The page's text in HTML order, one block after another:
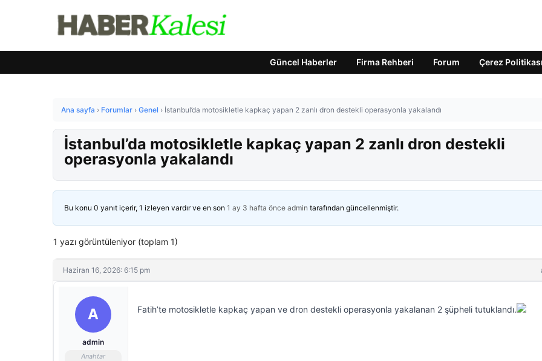
Güncel Haberler Firma Rehberi Forum Çerez Politikası
Ana sayfa › Forumlar › Genel › İstanbul’da motosikletle kapkaç yapan 2 zanlı dron destekli operasyonla yakalandı
İstanbul’da motosikletle kapkaç yapan 2 zanlı dron destekli
operasyonla yakalandı
Bu konu 0 yanıt içerir, 1 izleyen vardır ve en son 1 ay 3 hafta önce admin tarafından güncellenmiştir.
1 yazı görüntüleniyor (toplam 1)
Haziran 16, 2026: 6:15 pm
A
admin
Anahtar
Fatih’te motosikletle kapkaç yapan ve dron destekli operasyonla yakalanan 2 şüpheli tutuklandı.